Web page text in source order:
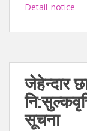
Detail_notice
जेहेन्दार
सूचना